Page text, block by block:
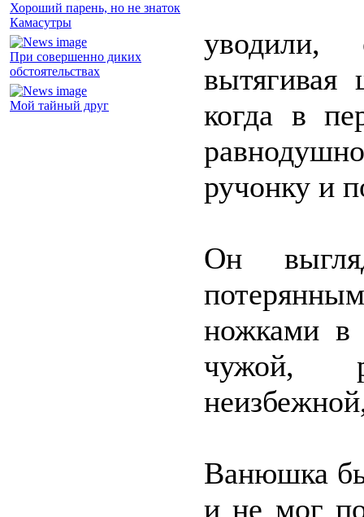
Хороший парень, но не знаток
Камасутры
При совершенно диких
обстоятельствах
Мой тайный друг
уводили,
когда в
ручонку и
Он
ножками в
чужой,
Ванюшка
и не мог